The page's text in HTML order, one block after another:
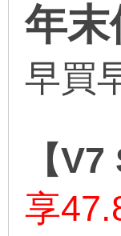
年末
早買
【
享